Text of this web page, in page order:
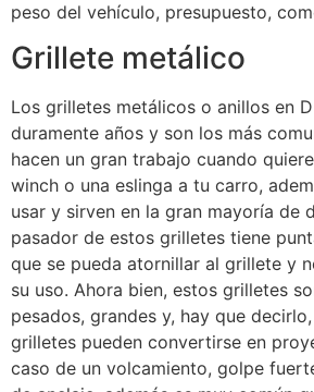
peso del vehículo, presupuesto,
Grillete metálico
Los grilletes metálicos o anillos en
duramente años y son los más
hacen un gran trabajo cuando
winch o una eslinga a tu carro,
usar y sirven en la gran mayoría de
pasador de estos grilletes tiene
que se pueda atornillar al grillete y
su uso. Ahora bien, estos grilletes
pesados, grandes y, hay que
grilletes pueden convertirse en
caso de un volcamiento, golpe